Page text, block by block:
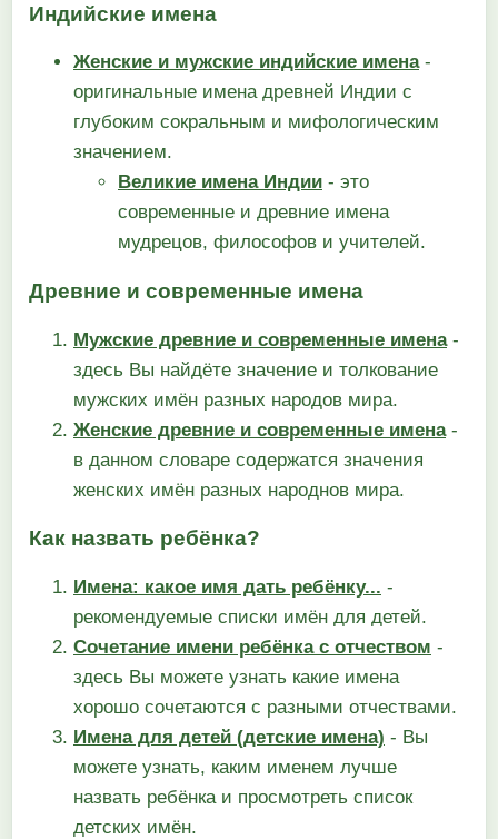
Индийские имена
Женские и мужские индийские имена-
оригинальные имена древней Индии с
глубоким сокральным и мифологическим
значением.
Великие имена Индии - это
современные и древние имена
мудрецов, философов и учителей.
Древние и современные имена
Мужские древние и современные имена-
здесь Вы найдёте значение и толкование
мужских имён разных народов мира.
Женские древние и современные имена-
в данном словаре содержатся значения
женских имён разных народнов мира.
Как назвать ребёнка?
Имена: какое имя дать ребёнку... -
рекомендуемые списки имён для детей.
Сочетание имени ребёнка с отчеством -
здесь Вы можете узнать какие имена
хорошо сочетаются с разными отчествами.
Имена для детей (детские имена) - Вы
можете узнать, каким именем лучше
назвать ребёнка и просмотреть список
детских имён.